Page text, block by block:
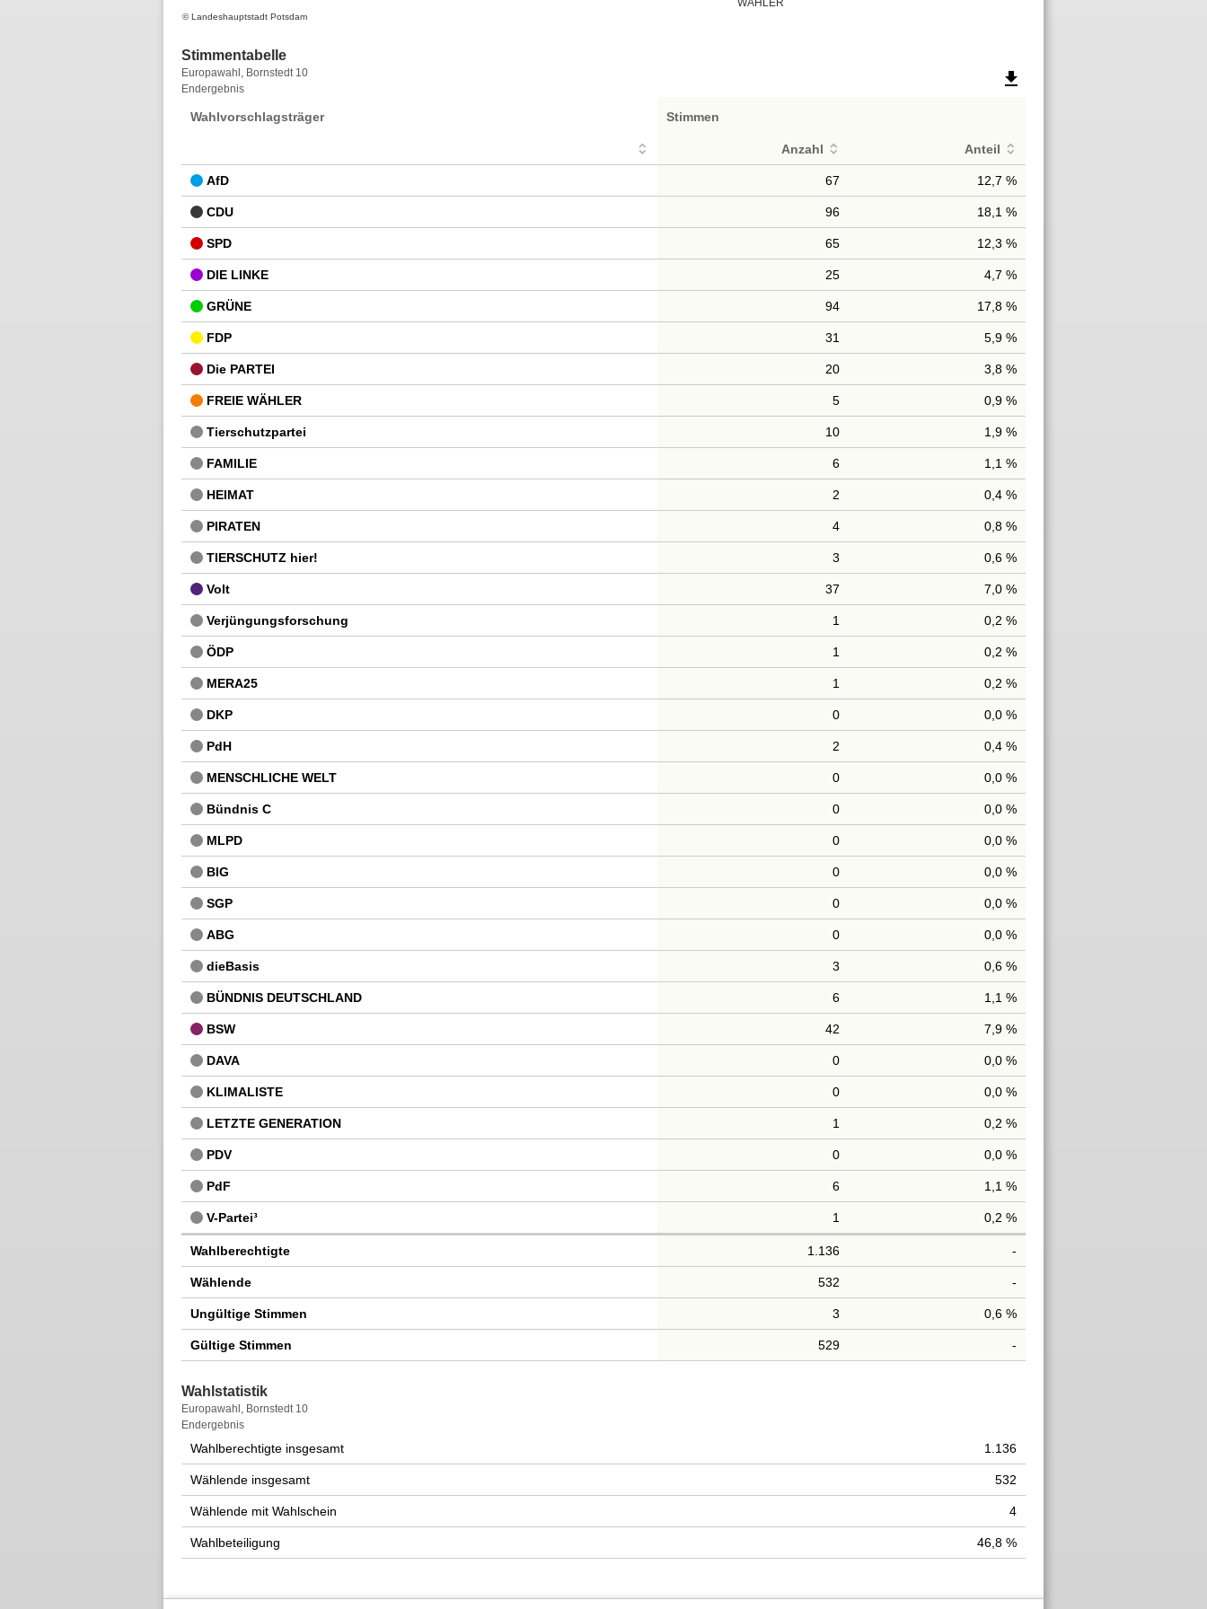
© Landeshauptstadt Potsdam
Stimmentabelle
Stimmentabelle
Europawahl, Bornstedt 10
Endergebnis
file_download
Wahlvorschlagsträger Stimmen
Anzahl Anteil
AfD 67 12,7 %
CDU 96 18,1 %
SPD 65 12,3 %
DIE LINKE 25 4,7 %
GRÜNE 94 17,8 %
FDP 31 5,9 %
Die PARTEI 20 3,8 %
FREIE WÄHLER 5 0,9 %
Tierschutzpartei 10 1,9 %
FAMILIE 6 1,1 %
HEIMAT 2 0,4 %
PIRATEN 4 0,8 %
TIERSCHUTZ hier! 3 0,6 %
Volt 37 7,0 %
Verjüngungsforschung 1 0,2 %
ÖDP 1 0,2 %
MERA25 1 0,2 %
DKP 0 0,0 %
PdH 2 0,4 %
MENSCHLICHE WELT 0 0,0 %
Bündnis C 0 0,0 %
MLPD 0 0,0 %
BIG 0 0,0 %
SGP 0 0,0 %
ABG 0 0,0 %
dieBasis 3 0,6 %
BÜNDNIS DEUTSCHLAND 6 1,1 %
BSW 42 7,9 %
DAVA 0 0,0 %
KLIMALISTE 0 0,0 %
LETZTE GENERATION 1 0,2 %
PDV 0 0,0 %
PdF 6 1,1 %
V-Partei³ 1 0,2 %
Wahlberechtigte 1.136 -
Wählende 532 -
Ungültige Stimmen 3 0,6 %
Gültige Stimmen 529 -
Wahlstatistik
Wahlstatistik
Europawahl, Bornstedt 10
Endergebnis
Wahlberechtigte insgesamt 1.136
Wählende insgesamt 532
Wählende mit Wahlschein 4
Wahlbeteiligung 46,8 %